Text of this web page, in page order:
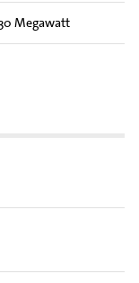
Megawatt